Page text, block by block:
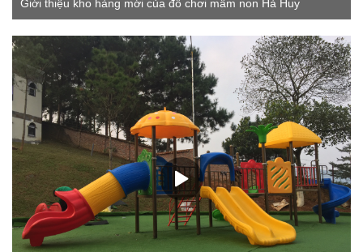
Giới thiệu kho hàng mới của đồ chơi mầm non Hà Huy